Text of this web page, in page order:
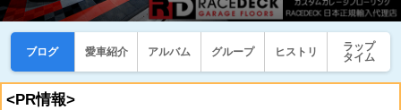
ブログ 愛車紹介 アルバム グループ ヒストリ
ラップ
タイム
<PR情報>